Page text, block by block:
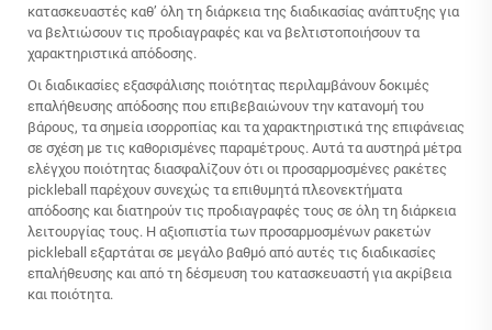
κατασκευαστές καθ’ όλη τη διάρκεια της διαδικασίας ανάπτυξης για
να βελτιώσουν τις προδιαγραφές και να βελτιστοποιήσουν τα
χαρακτηριστικά απόδοσης.
Οι διαδικασίες εξασφάλισης ποιότητας περιλαμβάνουν δοκιμές
επαλήθευσης απόδοσης που επιβεβαιώνουν την κατανομή του
βάρους, τα σημεία ισορροπίας και τα χαρακτηριστικά της επιφάνειας
σε σχέση με τις καθορισμένες παραμέτρους. Αυτά τα αυστηρά μέτρα
ελέγχου ποιότητας διασφαλίζουν ότι οι προσαρμοσμένες ρακέτες
pickleball παρέχουν συνεχώς τα επιθυμητά πλεονεκτήματα
απόδοσης και διατηρούν τις προδιαγραφές τους σε όλη τη διάρκεια
λειτουργίας τους. Η αξιοπιστία των προσαρμοσμένων ρακετών
pickleball εξαρτάται σε μεγάλο βαθμό από αυτές τις διαδικασίες
επαλήθευσης και από τη δέσμευση του κατασκευαστή για ακρίβεια
και ποιότητα.